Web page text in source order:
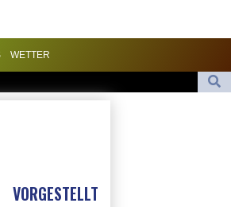
WETTER
Rücktritt
Wahlkampf-Einmischung an
VORGESTELLT